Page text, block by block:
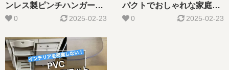
ンレス製ピンチハンガー。
他メーカーとの比較とメリ
0 2025-02-23
パクトでおしゃれな家庭用
オフィスチェアを購入しま
0 2025-02-23